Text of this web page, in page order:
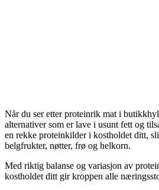
Når du ser etter proteinrik mat i
alternativer som er lave i usunt fett og
en rekke proteinkilder i kostholdet ditt,
belgfrukter, nøtter, frø og helkorn.
Med riktig balanse og variasjon av
kostholdet ditt gir kroppen alle